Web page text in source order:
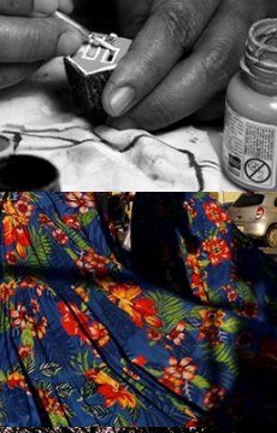
SOLIDÁRIA DE PIRACICABA
Feiras Solidárias,
de Produtores. Saiba mais
criação de Núcleo Artístico de
Greice